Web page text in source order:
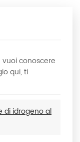
conoscere
qui, ti
di idrogeno al